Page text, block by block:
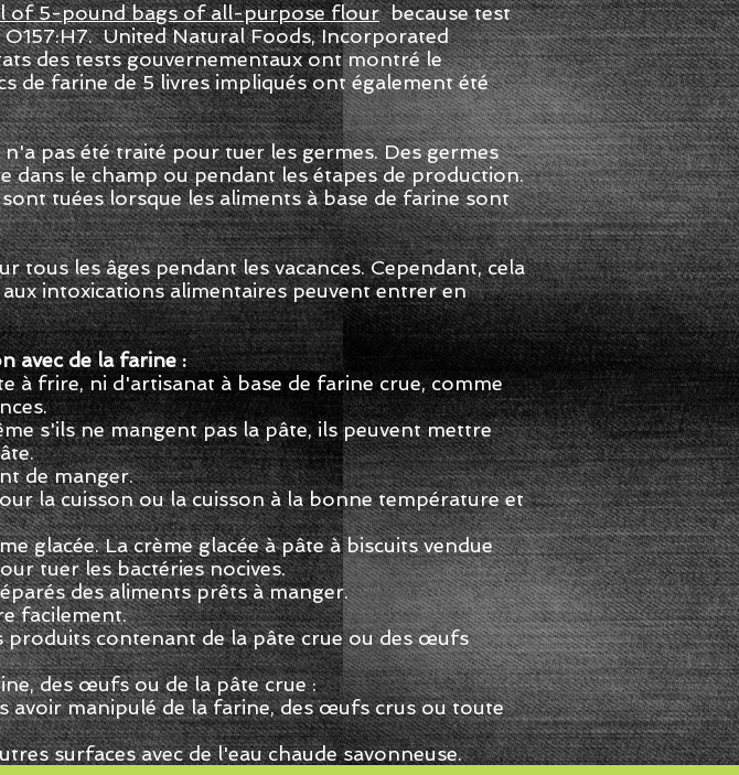
of 5-pound bags of all-purpose flourbecause test
United Natural Foods, Incorporated
des tests gouvernementaux ont montré le
de farine de 5 livres impliqués ont également été
pas été traité pour tuer les germes. Des germes
le champ ou pendant les étapes de production.
tuées lorsque les aliments à base de farine sont
tous les âges pendant les vacances. Cependant, cela
intoxications alimentaires peuvent entrer en
avec de la farine :
à frire, ni d'artisanat à base de farine crue, comme
s'ils ne mangent pas la pâte, ils peuvent mettre
de manger.
la cuisson ou la cuisson à la bonne température et
glacée. La crème glacée à pâte à biscuits vendue
tuer les bactéries nocives.
des aliments prêts à manger.
facilement.
contenant de la pâte crue ou des œufs
des œufs ou de la pâte crue :
avoir manipulé de la farine, des œufs crus ou toute
surfaces avec de l'eau chaude savonneuse.